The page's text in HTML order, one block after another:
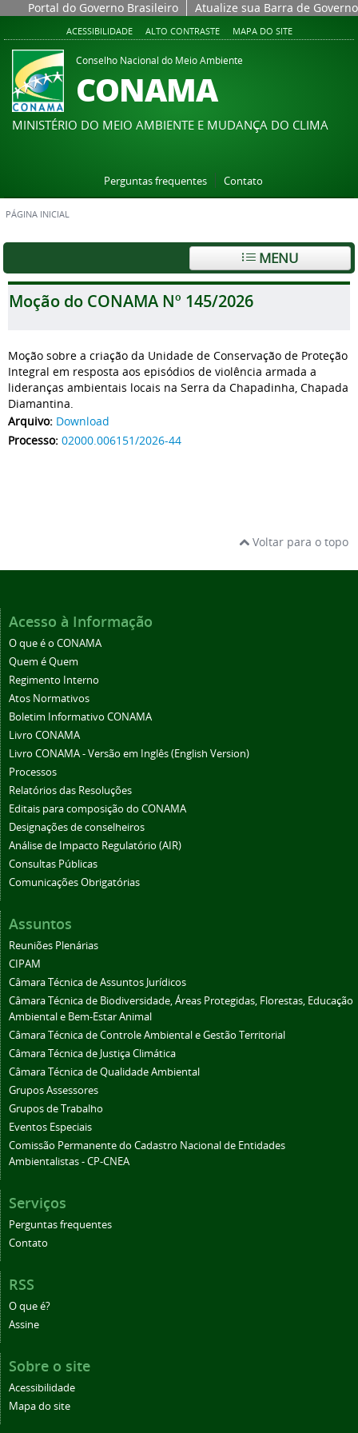
Portal do Governo Brasileiro Atualize sua Barra de Governo
ACESSIBILIDADE ALTO CONTRASTE MAPA DO SITE
Conselho Nacional do Meio Ambiente
CONAMA
MINISTÉRIO DO MEIO AMBIENTE E MUDANÇA DO CLIMA
Perguntas frequentes Contato
PÁGINA INICIAL
MENU
Moção do CONAMA Nº 145/2026
Moção sobre a criação da Unidade de Conservação de Proteção
Integral em resposta aos episódios de violência armada a
lideranças ambientais locais na Serra da Chapadinha, Chapada
Diamantina.
Arquivo: Download
Processo: 02000.006151/2026-44
Voltar para o topo
Acesso à Informação
O que é o CONAMA
Quem é Quem
Regimento Interno
Atos Normativos
Boletim Informativo CONAMA
Livro CONAMA
Livro CONAMA - Versão em Inglês (English Version)
Processos
Relatórios das Resoluções
Editais para composição do CONAMA
Designações de conselheiros
Análise de Impacto Regulatório (AIR)
Consultas Públicas
Comunicações Obrigatórias
Assuntos
Reuniões Plenárias
CIPAM
Câmara Técnica de Assuntos Jurídicos
Câmara Técnica de Biodiversidade, Áreas Protegidas, Florestas, Educação
Ambiental e Bem-Estar Animal
Câmara Técnica de Controle Ambiental e Gestão Territorial
Câmara Técnica de Justiça Climática
Câmara Técnica de Qualidade Ambiental
Grupos Assessores
Grupos de Trabalho
Eventos Especiais
Comissão Permanente do Cadastro Nacional de Entidades
Ambientalistas - CP-CNEA
Serviços
Perguntas frequentes
Contato
RSS
O que é?
Assine
Sobre o site
Acessibilidade
Mapa do site